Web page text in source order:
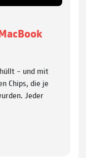
– und mit
Chips, die je
Jeder